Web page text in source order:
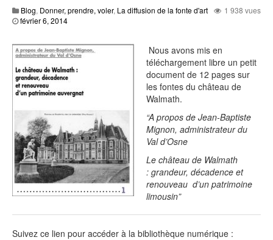
Blog, Donner, prendre, voler, La diffusion de la fonte d'art
1 938 vues
février 6, 2014décembre
Nous avons mis en
téléchargement libre un petit
document de 12 pages sur
les fontes du château de
Walmath.
“A propos de Jean-Baptiste
Mignon, administrateur du
Val d’Osne
Le château de Walmath
: grandeur, décadence et
renouveau d’un patrimoine
limousin”
Suivez ce lien pour accéder à la bibliothèque numérique :